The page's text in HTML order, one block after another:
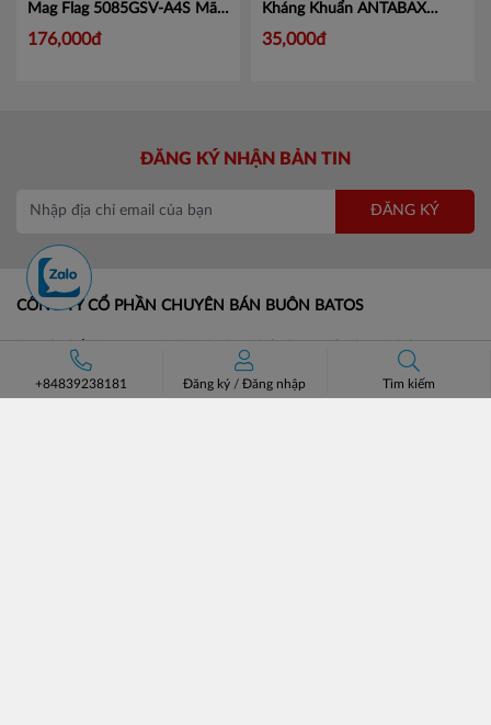
Mag Flag 5085GSV-A4S Mã
KJ5085
176,000đ
Kháng Khuẩn ANTABAX
PROTECT - Bảo Vệ
35,000đ
ĐĂNG KÝ NHẬN BẢN TIN
ĐĂNG KÝ
CÔNG TY CỔ PHẦN CHUYÊN BÁN BUÔN BATOS
Trụ sở: Số 37 Lô A1 KĐT Đại Kim Định Công, Phường Định
Công, Hà Nội.
+84839238181 Đăng ký /Đăng nhập Tìm kiếm